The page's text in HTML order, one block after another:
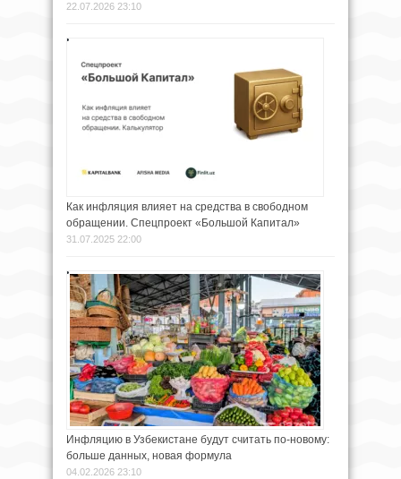
22.07.2026 23:10
Как инфляция влияет на средства в свободном
обращении. Спецпроект «Большой Капитал»
31.07.2025 22:00
Инфляцию в Узбекистане будут считать по-новому:
больше данных, новая формула
04.02.2026 23:10